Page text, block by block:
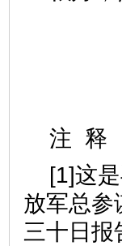
注 释
[1]这
放军总参
三十日报